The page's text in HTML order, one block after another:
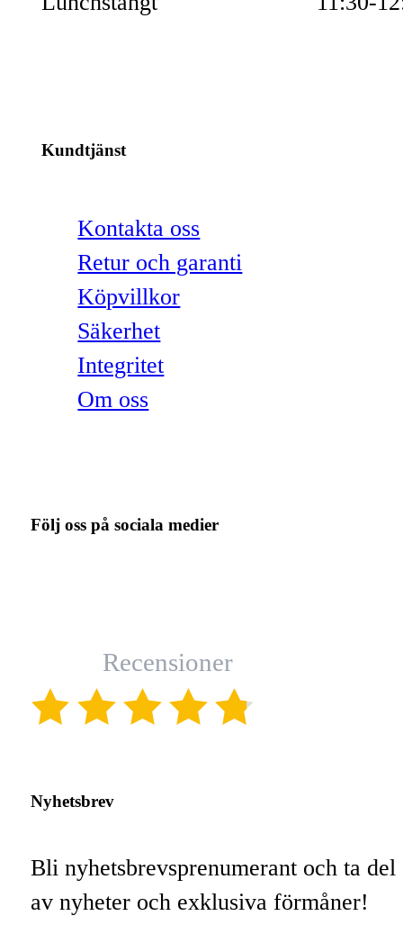
Kundtjänst
Kontakta oss
Retur och garanti
Köpvillkor
Säkerhet
Integritet
Om oss
Följ oss på sociala medier
Recensioner
Nyhetsbrev
Bli nyhetsbrevsprenumerant och ta del
av nyheter och exklusiva förmåner!